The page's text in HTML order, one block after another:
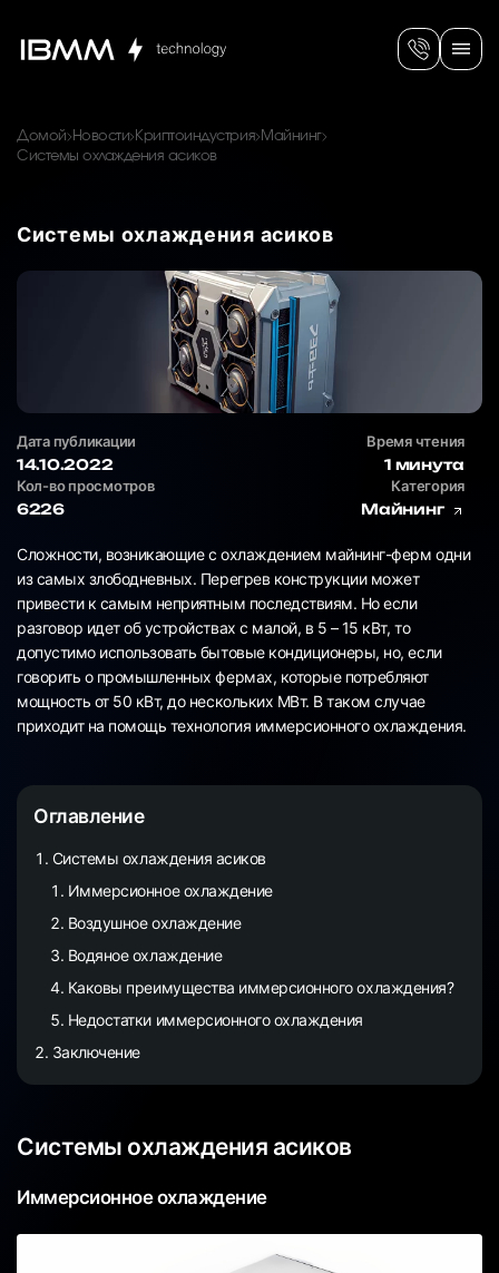
Домой Новости Криптоиндустрия Майнинг
Системы охлаждения асиков
Системы охлаждения асиков
Дата публикации
14.10.2022
Время чтения
1 минута
Кол-во просмотров
6226
Категория
Майнинг
Сложности, возникающие с охлаждением майнинг-ферм одни
из самых злободневных. Перегрев конструкции может
привести к самым неприятным последствиям. Но если
разговор идет об устройствах с малой, в 5 – 15 кВт, то
допустимо использовать бытовые кондиционеры, но, если
говорить о промышленных фермах, которые потребляют
мощность от 50 кВт, до нескольких МВт. В таком случае
приходит на помощь технология иммерсионного охлаждения.
Оглавление
Системы охлаждения асиков
Иммерсионное охлаждение
Воздушное охлаждение
Водяное охлаждение
Каковы преимущества иммерсионного охлаждения?
Недостатки иммерсионного охлаждения
Заключение
Системы охлаждения асиков
Иммерсионное охлаждение